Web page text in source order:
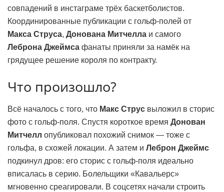
совпадений в инстаграме трёх баскетболистов.
Координированные публикации с гольф-полей от
Макса Струса, Донована Митчелла и самого
Леброна Джеймса фанаты приняли за намёк на
грядущее решение короля по контракту.
Что произошло?
Всё началось с того, что Макс Струс выложил в сторис
фото с гольф-поля. Спустя короткое время Донован
Митчелл опубликовал похожий снимок — тоже с
гольфа, в схожей локации. А затем и Леброн Джеймс
подкинул дров: его сторис с гольф-поля идеально
вписалась в серию. Болельщики «Кавальерс»
мгновенно среагировали. В соцсетях начали строить